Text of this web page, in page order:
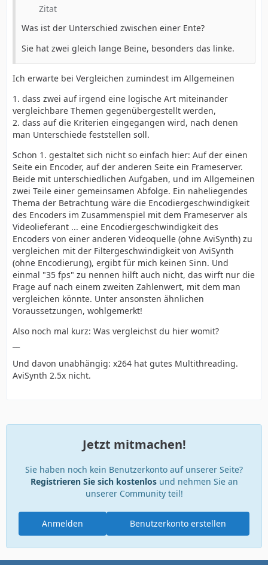
Zitat
Was ist der Unterschied zwischen einer Ente?
Sie hat zwei gleich lange Beine, besonders das linke.
Ich erwarte bei Vergleichen zumindest im Allgemeinen
1. dass zwei auf irgend eine logische Art miteinander
vergleichbare Themen gegenübergestellt werden,
2. dass auf die Kriterien eingegangen wird, nach denen
man Unterschiede feststellen soll.
Schon 1. gestaltet sich nicht so einfach hier: Auf der einen
Seite ein Encoder, auf der anderen Seite ein Frameserver.
Beide mit unterschiedlichen Aufgaben, und im Allgemeinen
zwei Teile einer gemeinsamen Abfolge. Ein naheliegendes
Thema der Betrachtung wäre die Encodiergeschwindigkeit
des Encoders im Zusammenspiel mit dem Frameserver als
Videolieferant ... eine Encodiergeschwindigkeit des
Encoders von einer anderen Videoquelle (ohne AviSynth) zu
vergleichen mit der Filtergeschwindigkeit von AviSynth
(ohne Encodierung), ergibt für mich keinen Sinn. Und
einmal "35 fps" zu nennen hilft auch nicht, das wirft nur die
Frage auf nach einem zweiten Zahlenwert, mit dem man
vergleichen könnte. Unter ansonsten ähnlichen
Voraussetzungen, wohlgemerkt!
Also noch mal kurz: Was vergleichst du hier womit?
Und davon unabhängig: x264 hat gutes Multithreading.
AviSynth 2.5x nicht.
Jetzt mitmachen!
Sie haben noch kein Benutzerkonto auf unserer Seite?
Registrieren Sie sich kostenlosund nehmen Sie an
unserer Community teil!
Benutzerkonto erstellen
Anmelden